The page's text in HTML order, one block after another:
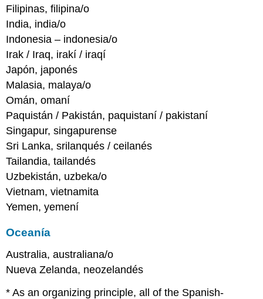
Filipinas, filipina/o
India, india/o
Indonesia – indonesia/o
Irak / Iraq, irakí / iraqí
Japón, japonés
Malasia, malaya/o
Omán, omaní
Paquistán / Pakistán, paquistaní / pakistaní
Singapur, singapurense
Sri Lanka, srilanqués / ceilanés
Tailandia, tailandés
Uzbekistán, uzbeka/o
Vietnam, vietnamita
Yemen, yemení
Oceanía
Australia, australiana/o
Nueva Zelanda, neozelandés
* As an organizing principle, all of the Spanish-